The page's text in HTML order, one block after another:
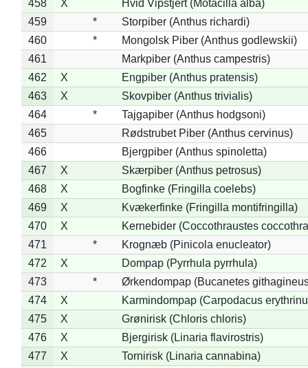
458
X
Hvid Vipstjert (Motacilla alba)
459
*
Storpiber (Anthus richardi)
460
*
Mongolsk Piber (Anthus godlewskii)
461
Markpiber (Anthus campestris)
462
X
Engpiber (Anthus pratensis)
463
X
Skovpiber (Anthus trivialis)
464
*
Tajgapiber (Anthus hodgsoni)
465
Rødstrubet Piber (Anthus cervinus)
466
Bjergpiber (Anthus spinoletta)
467
X
Skærpiber (Anthus petrosus)
468
X
Bogfinke (Fringilla coelebs)
469
X
Kvækerfinke (Fringilla montifringilla)
470
X
Kernebider (Coccothraustes
471
*
Krognæb (Pinicola enucleator)
472
X
Dompap (Pyrrhula pyrrhula)
473
*
Ørkendompap (Bucanetes
474
X
Karmindompap (Carpodacus
475
X
Grønirisk (Chloris chloris)
476
X
Bjergirisk (Linaria flavirostris)
477
X Tornirisk (Linaria cannabina)